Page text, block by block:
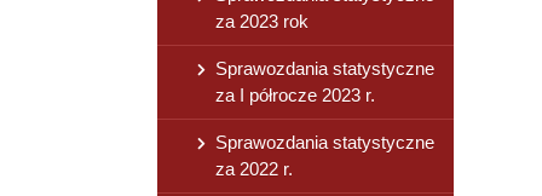
za 2023 rok
Sprawozdania statystyczne
za I półrocze 2023 r.
Sprawozdania statystyczne
za 2022 r.